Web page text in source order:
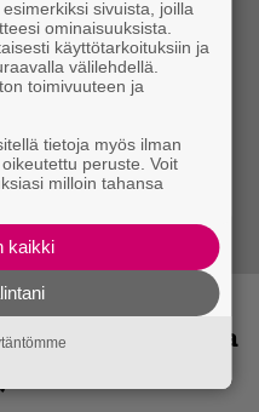
ryydittää
kuvatulla
kusihädässä
sivuista, joilla
ominaisuuksista.
käyttötarkoituksiin ja
välilehdellä.
toimivuuteen ja
tietoja myös ilman
peruste. Voit
milloin tahansa
kaikki